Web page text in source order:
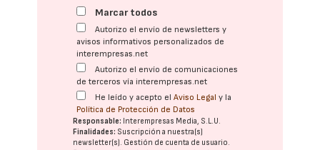
Marcar todos
Autorizo el envío de newsletters y
avisos informativos personalizados de
interempresas.net
Autorizo el envío de comunicaciones
de terceros vía interempresas.net
He leído y acepto elAviso Legal y la
Política de Protección de Datos
Responsable: Interempresas Media, S.L.U.
Finalidades: Suscripción a nuestra(s)
newsletter(s). Gestión de cuenta de usuario.